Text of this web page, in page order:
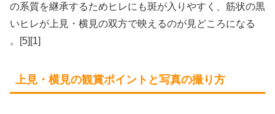
の系質を継承するためヒレにも斑が入りやすく、筋状の黒
いヒレが上見・横見の双方で映えるのが見どころになる
。[5][1]
上見・横見の観賞ポイントと写真の撮り方